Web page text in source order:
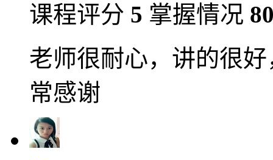
课程评分 5 掌握情况
老师很耐心，讲的很
常感谢